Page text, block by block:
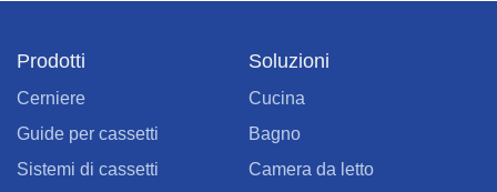
Prodotti
Cerniere
Guide per cassetti
Sistemi di cassetti
Soluzioni
Cucina
Bagno
Camera da letto